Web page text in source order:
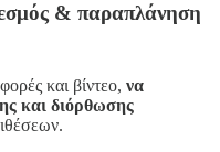
& παραπλάνηση
και βίντεο, να
και διόρθωσης